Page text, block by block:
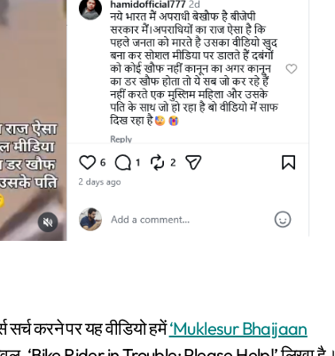
करने पर यह वीडियो हमें‘Muklesur Bhaijaan